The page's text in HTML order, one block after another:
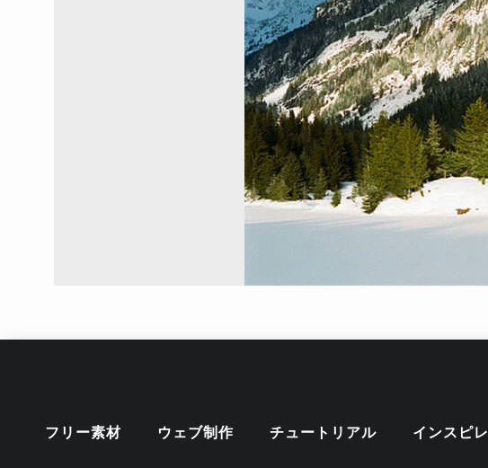
フリー素材 ウェブ制作 チュートリアル インスピ